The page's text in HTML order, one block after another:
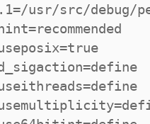
usr/src/debug/